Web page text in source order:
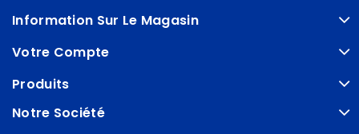
Information Sur Le Magasin
Votre Compte
Produits
Notre Société